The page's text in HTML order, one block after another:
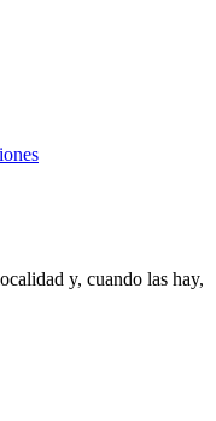
y, cuando las hay,